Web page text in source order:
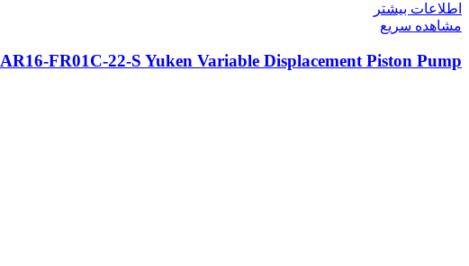
اطلاعات بیشتر
مشاهده سریع
AR16-FR01C-22-S Yuken Variable Displacement Piston Pump